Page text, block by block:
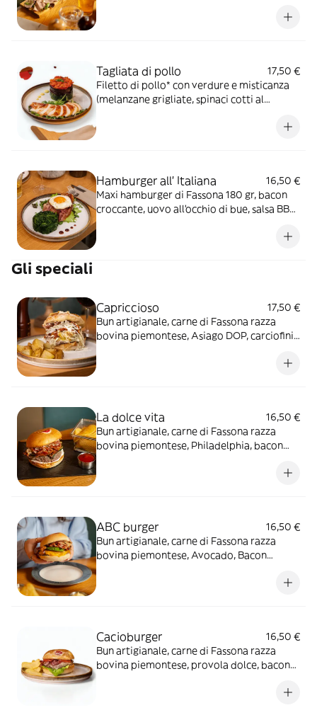
Tagliata di pollo
17,50 €
Filetto di pollo* con verdure e misticanza
(melanzane grigliate, spinaci cotti al
Hamburger all' Italiana
16,50 €
Maxi hamburger di Fassona 180 gr, bacon
croccante, uovo all’occhio di bue, salsa BBQ
Gli speciali
Capriccioso
17,50 €
Bun artigianale, carne di Fassona razza
bovina piemontese, Asiago DOP, carciofini
cappuccio, pomodorini secchi e maionese
La dolce vita
16,50 €
Bun artigianale, carne di Fassona razza
bovina piemontese, Philadelphia, bacon
ABC burger
16,50 €
Bun artigianale, carne di Fassona razza
bovina piemontese, Avocado, Bacon
Cacioburger
16,50 €
Bun artigianale, carne di Fassona razza
bovina piemontese, provola dolce, bacon